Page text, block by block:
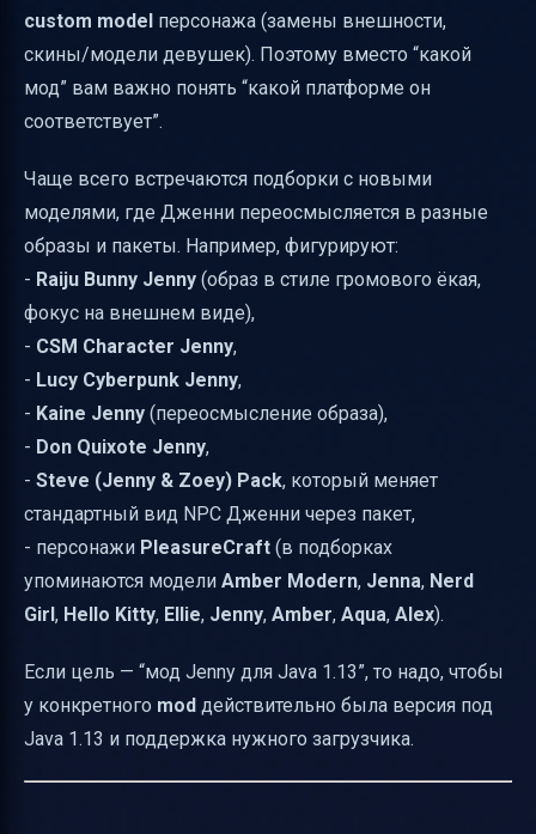
custom model персонажа (замены внешности,
скины/модели девушек). Поэтому вместо “какой
мод” вам важно понять “какой платформе он
соответствует”.
Чаще всего встречаются подборки с новыми
моделями, где Дженни переосмысляется в разные
образы и пакеты. Например, фигурируют:
- Raiju Bunny Jenny (образ в стиле громового ёкая,
фокус на внешнем виде),
- CSM Character Jenny,
- Lucy Cyberpunk Jenny,
- Kaine Jenny (переосмысление образа),
- Don Quixote Jenny,
- Steve (Jenny & Zoey) Pack, который меняет
стандартный вид NPC Дженни через пакет,
- персонажи PleasureCraft (в подборках
упоминаются модели Amber Modern, Jenna, Nerd
Girl, Hello Kitty, Ellie, Jenny, Amber, Aqua, Alex).
Если цель — “мод Jenny для Java 1.13”, то надо, чтобы
у конкретного mod действительно была версия под
Java 1.13 и поддержка нужного загрузчика.